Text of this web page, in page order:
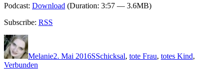
Podcast: Download (Duration: 3:57 — 3.6MB)
Subscribe: RSS
Autor
Melanie2. Mai 2016SSchicksal, tote Frau, totes Kind,
Verbunden